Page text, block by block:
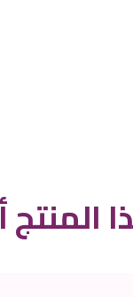
المنتج